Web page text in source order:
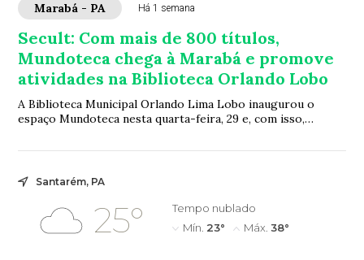
Marabá - PA Há 1 semana
Secult: Com mais de 800 títulos,
Mundoteca chega à Marabá e promove
atividades na Biblioteca Orlando Lobo
A Biblioteca Municipal Orlando Lima Lobo inaugurou o
espaço Mundoteca nesta quarta-feira, 29 e, com isso,
Santarém, PA
25°
Tempo nublado
Mín. 23° Máx. 38°